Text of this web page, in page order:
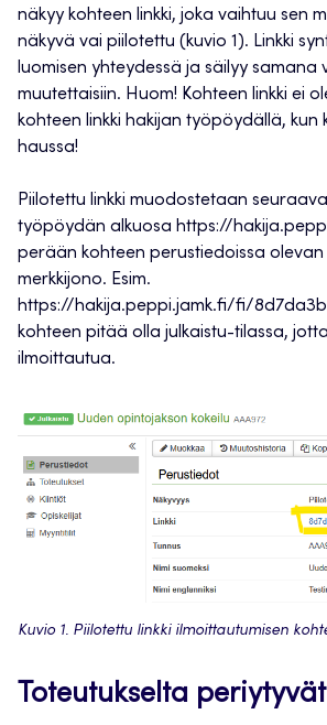
näkyy kohteen linkki, joka vaihtuu sen
näkyvä vai piilotettu (kuvio 1). Linkki
luomisen yhteydessä ja säilyy samana
muutettaisiin. Huom! Kohteen linkki ei
kohteen linkki hakijan työpöydällä, kun
haussa!
Piilotettu linkki muodostetaan
työpöydän alkuosa https://
perään kohteen perustiedoissa olevan
merkkijono. Esim.
https://hakija.peppi.jamk.fi/fi/
kohteen pitää olla julkaistu-tilassa,
ilmoittautua.
Kuvio 1. Piilotettu linkki ilmoittautumisen
Toteutukselta